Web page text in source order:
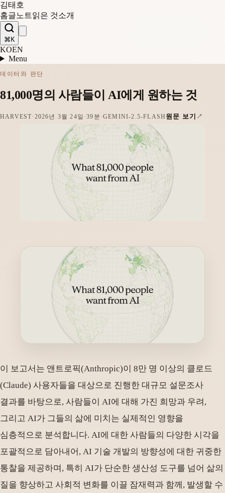
김태호
홈글 노트읽은 것소개
⌘K
KOEN
Menu
데이터와 판단
81,000명의 사람들이 AI에게 원하는 것
HARVEST· 2026년 3월 24일 ·39분 ·GEMINI-2.5-FLASH 원문 보기
이 보고서는 앤트로픽(Anthropic)이 8만 명 이상의 클로드
(Claude) 사용자들을 대상으로 진행한 대규모 설문조사
결과를 바탕으로, 사람들이 AI에 대해 가진 희망과 우려,
그리고 AI가 그들의 삶에 미치는 실제적인 영향을
심층적으로 분석합니다. AI에 대한 사람들의 다양한 시각을
포괄적으로 담아내어, AI 기술 개발의 방향성에 대한 귀중한
통찰을 제공하며, 특히 AI가 단순한 생산성 도구를 넘어 삶의
질을 향상하고 사회적 변화를 이끌 잠재력과 함께, 발생할 수